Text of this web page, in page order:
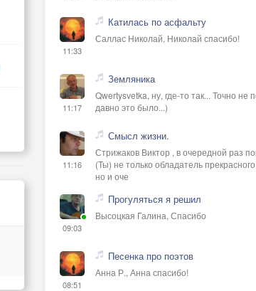
11:33
Катилась по асфальту
Саллас Николай, Николай спасибо!
11:17
Земляника
Qwertysvetka, ну, где-то так... Точно не
давно это было...)
11:16
Смысл жизни.
Стрижаков Виктор , в очередной раз
(Ты) не только обладатель
но и оче
09:03
Прогуляться я решил
Высоцкая Галина, Спасибо
08:51
Песенка про поэтов
Анна Р., Анна спасибо!